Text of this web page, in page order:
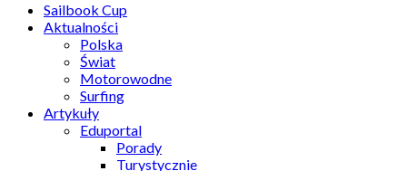
Sailbook Cup
Aktualności
Polska
Świat
Motorowodne
Surfing
Artykuły
Eduportal
Porady
Turystycznie